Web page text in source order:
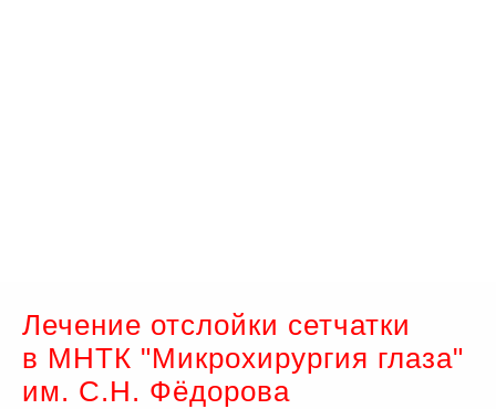
Лечение отслойки сетчатки
в МНТК "Микрохирургия глаза"
им. С.Н. Фёдорова